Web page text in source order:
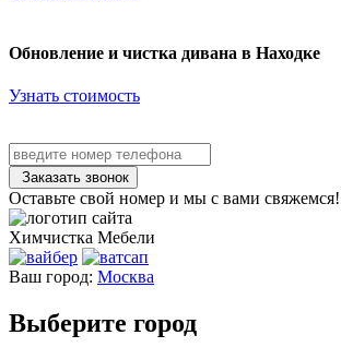
Обновление и чистка дивана в Находке
Узнать стоимость
Заказать звонок
Оставьте свой номер и мы с вами свяжемся!
Химчистка Мебели
Ваш город: Москва
Выберите город